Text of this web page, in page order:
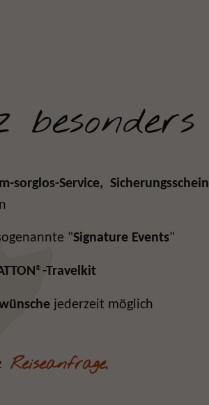
sorglos-Service, Sicherungsschein
"Signature Events"
®-Travelkit
jederzeit möglich
Reiseanfrage.